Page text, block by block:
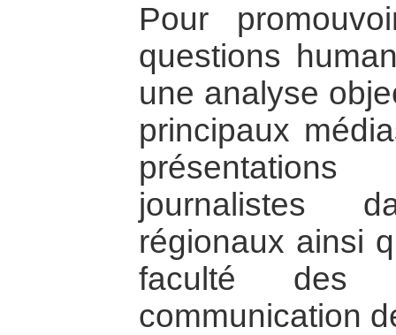
Pour
questions
une analyse
principaux
journalistes
régionaux ainsi
faculté des
communication